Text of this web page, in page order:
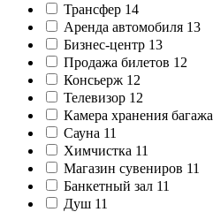
Трансфер 14
Аренда автомобиля 13
Бизнес-центр 13
Продажа билетов 12
Консьерж 12
Телевизор 12
Камера хранения багажа
Сауна 11
Химчистка 11
Магазин сувениров 11
Банкетный зал 11
Душ 11